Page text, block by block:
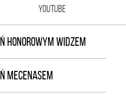
YOUTUBE
HONOROWYM WIDZEM
MECENASEM